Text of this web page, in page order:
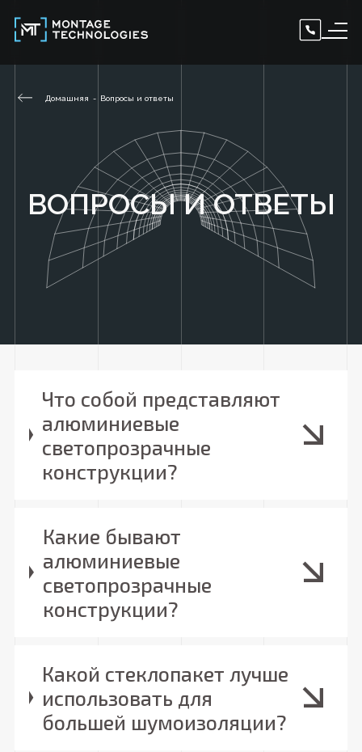
Домашняя Вопросы и ответы
ВОПРОСЫ И ОТВЕТЫ
Что собой представляют
алюминиевые
светопрозрачные
конструкции?
Какие бывают
алюминиевые
светопрозрачные
конструкции?
Какой стеклопакет лучше
использовать для
большей шумоизоляции?